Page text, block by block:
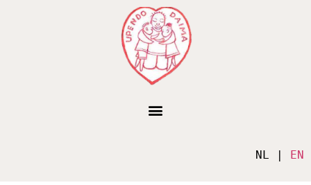
NL | EN